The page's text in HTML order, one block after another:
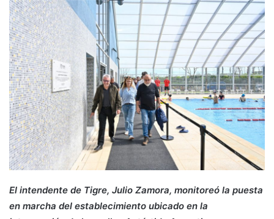
El intendente de Tigre, Julio Zamora, monitoreó la puesta
en marcha del establecimiento ubicado en la